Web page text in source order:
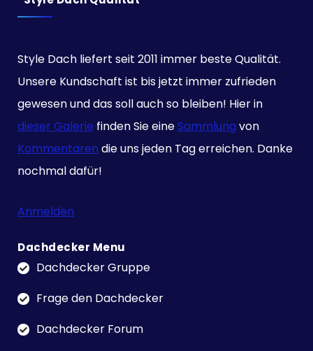
Style Dach liefert seit 2011 immer beste Qualität.
Unsere Kundschaft ist bis jetzt immer zufrieden
gewesen und das soll auch so bleiben! Hier in
dieser Galerie finden Sie eineSammlung von
Kommentaren die uns jeden Tag erreichen. Danke
nochmal dafür!
Anmelden
Dachdecker Menu
Dachdecker Gruppe
Frage den Dachdecker
Dachdecker Forum